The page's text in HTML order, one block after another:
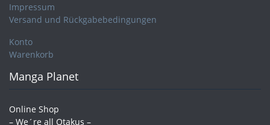
Impressum
Versand und Rückgabebedingungen
Konto
Warenkorb
Manga Planet
Online Shop
– We´re all Otakus –